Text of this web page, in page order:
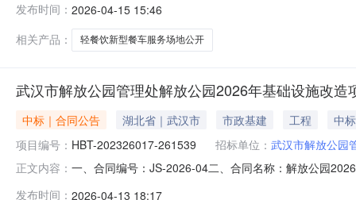
发布时间： 2026-04-15 15:46
相关产品：
轻餐饮新型餐车服务场地公开
武汉市解放公园管理处解放公园2026年基础设施改造
中标｜合同公告 湖北省｜武汉市 市政基建 工程
中
项目编号： HBT-202326017-261539 招标单位： 武汉市解放公园
正文内容： 一、合同编号：JS-2026-04二、合同名称：解放公园
发布时间： 2026-04-13 18:17